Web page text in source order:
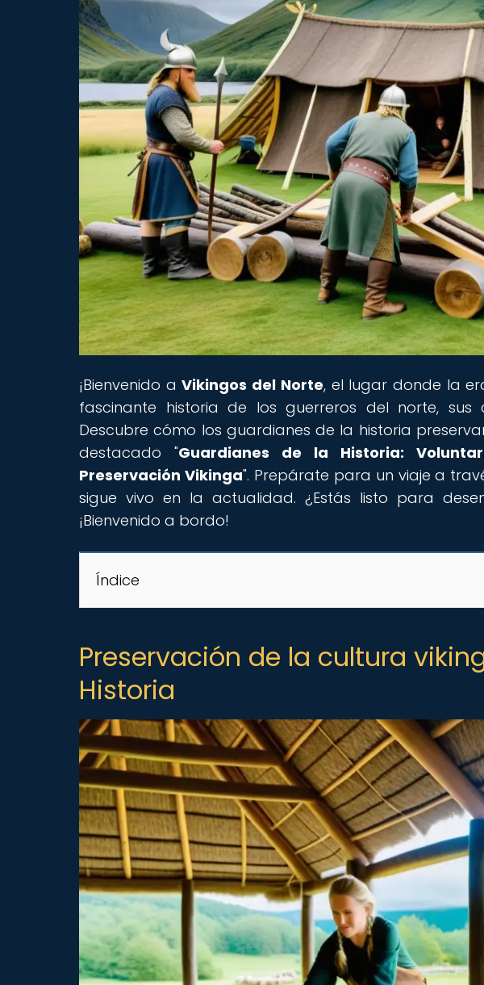
¡Bienvenido aVikingos del Norte, el lugar donde la
fascinante historia de los guerreros del norte, sus
Descubre cómo los guardianes de la historia
destacado "Guardianes de la Historia:
Preservación Vikinga". Prepárate para un viaje a
sigue vivo en la actualidad. ¿Estás listo para
¡Bienvenido a bordo!
Índice
Preservación de la cultura
Historia